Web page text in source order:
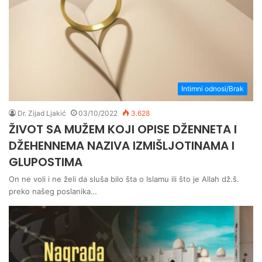
Intimni odnosi/Brak
Dr. Zijad Ljakić 03/10/2022 3.628
ŽIVOT SA MUŽEM KOJI OPISE DŽENNETA I
DŽEHENNEMA NAZIVA IZMIŠLJOTINAMA I
GLUPOSTIMA
On ne voli i ne želi da sluša bilo šta o Islamu ili što je Allah dž.š.
preko našeg poslanika…